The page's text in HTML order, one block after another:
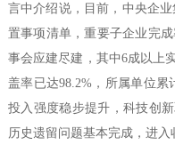
言中介绍说，目前，中央企
置事项清单，重要子企业完
事会应建尽建，其中6成以上
盖率已达98.2%，所属单位
投入强度稳步提升，科技创
历史遗留问题基本完成，进入